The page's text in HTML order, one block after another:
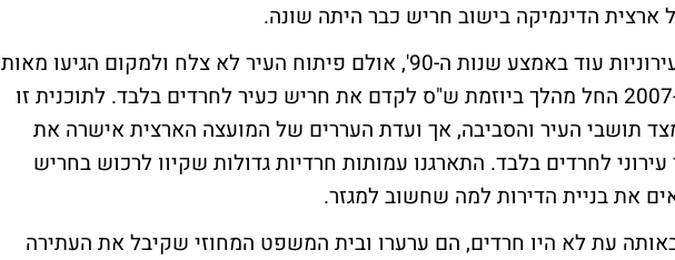
ארצית הדינמיקה בישוב חריש כבר היתה שונה.
בחריש הוקמו תשתיות עירוניות עוד באמצע שנות ה-90', אולם פיתוח העיר לא צלח ולמקום הגיעו מאות
בודדות של משפחות. ב-2007 החל מהלך ביוזמת ש"ס לקדם את חריש כעיר לחרדים בלבד. לתוכנית זו
מצד תושבי העיר והסביבה, אך ועדת העררים של המועצה הארצית אישרה את
עירוני לחרדים בלבד. התארגנו עמותות חרדיות גדולות שקיוו לרכוש בחריש
את בניית הדירות למה שחשוב למגזר.
עת לא היו חרדים, הם ערערו ובית המשפט המחוזי שקיבל את העתירה